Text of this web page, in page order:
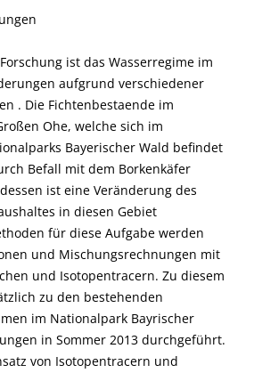
ist das Wasserregime im
aufgrund verschiedener
. Die Fichtenbestaende im
Ohe, welche sich im
Bayerischer Wald befindet
Befall mit dem Borkenkäfer
ist eine Veränderung des
in diesen Gebiet
für diese Aufgabe werden
und Mischungsrechnungen mit
und Isotopentracern. Zu diesem
zu den bestehenden
im Nationalpark Bayrischer
in Sommer 2013 durchgeführt.
von Isotopentracern und